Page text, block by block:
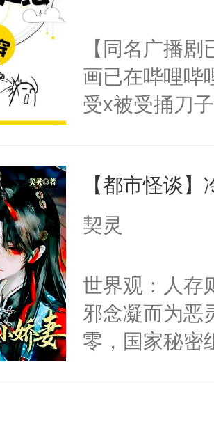
不愧是大佬
悉，嗷？这不
可以先看仙帝
名蛇蛇，跟
不知道，那小
头，魔尊墨宴
宴：柳折枝你
们竟然欺负
宴：要不你
来……“蛇蛇，
堂魔尊……行
位，当日就抢
神偏执：不许
【同名广播
画已在哔哩哔
受x被受捅刀
病，一个个
上了还是无动
间变脸背叛他
的恶事他都对
一个权力滔天
右男主又报
【都市怪谈
契灵
世界观：人存
邪念凝而为恶
零，国家秘密